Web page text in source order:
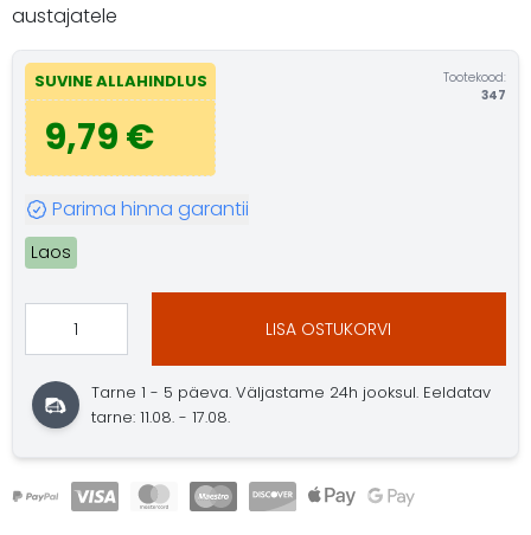
austajatele
SUVINE ALLAHINDLUS
9,79 €
Tootekood:
347
Parima hinna garantii
Laos
LISA OSTUKORVI
Tarne 1 - 5 päeva. Väljastame 24h jooksul. Eeldatav
tarne: 11.08. - 17.08.